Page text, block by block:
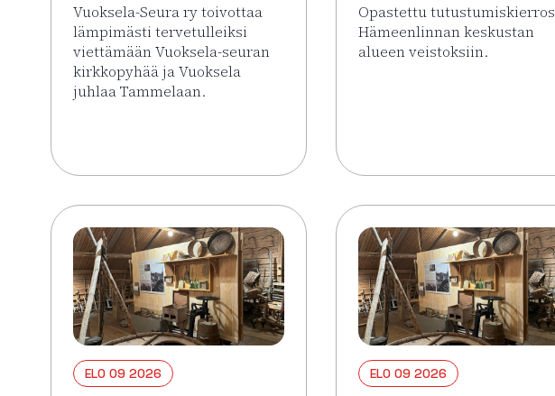
Vuoksela-Seura ry toivottaa
lämpimästi tervetulleiksi
viettämään Vuoksela-seuran
kirkkopyhää ja Vuoksela
juhlaa Tammelaan.
Opastettu tutustumiskierros
Hämeenlinnan keskustan
alueen veistoksiin.
ELO 09 2026 ELO 09 2026